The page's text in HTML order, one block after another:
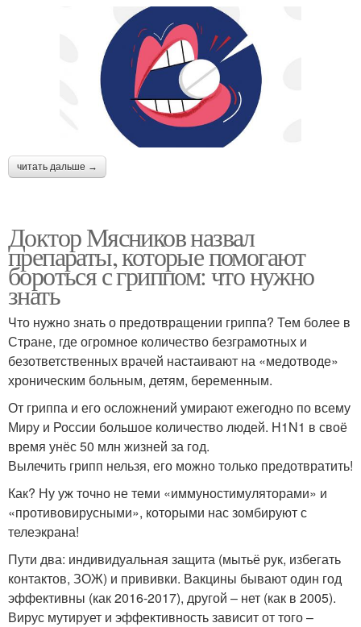
читать дальше →
Доктор Мясников назвал
препараты, которые помогают
бороться с гриппом: что нужно
знать
Что нужно знать о предотвращении гриппа? Тем более в
Стране, где огромное количество безграмотных и
безответственных врачей настаивают на «медотводе»
хроническим больным, детям, беременным.
От гриппа и его осложнений умирают ежегодно по всему
Миру и России большое количество людей. H1N1 в своё
время унёс 50 млн жизней за год.
Вылечить грипп нельзя, его можно только предотвратить!
Как? Ну уж точно не теми «иммуностимуляторами» и
«противовирусными», которыми нас зомбируют с
телеэкрана!
Пути два: индивидуальная защита (мытьё рук, избегать
контактов, ЗОЖ) и прививки. Вакцины бывают один год
эффективны (как 2016-2017), другой – нет (как в 2005).
Вирус мутирует и эффективность зависит от того –